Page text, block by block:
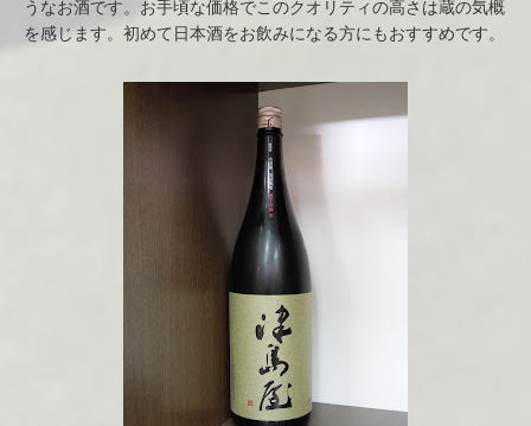
うなお酒です。お手頃な価格でこのクオリティの高さは蔵の気概
を感じます。初めて日本酒をお飲みになる方にもおすすめです。